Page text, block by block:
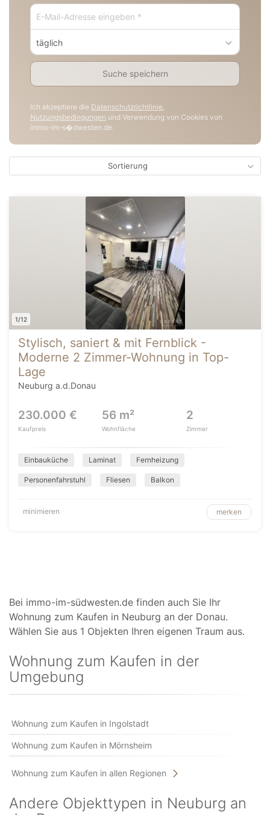
täglich
Suche speichern
Ich akzeptiere die Datenschutzrichtlinie,
Nutzungsbedingungen und Verwendung von Cookies von
immo-im-s�dwesten.de.
Sortierung
1/12
Stylisch, saniert & mit Fernblick -
Moderne 2 Zimmer-Wohnung in Top-
Lage
Neuburg a.d.Donau
230.000 €
Kaufpreis
56 m²
Wohnfläche
2
Zimmer
Einbauküche Laminat Fernheizung
Personenfahrstuhl Fliesen Balkon
minimieren merken
Bei immo-im-südwesten.de finden auch Sie Ihr
Wohnung zum Kaufen in Neuburg an der Donau.
Wählen Sie aus 1 Objekten Ihren eigenen Traum aus.
Wohnung zum Kaufen in der
Umgebung
Wohnung zum Kaufen in Ingolstadt
Wohnung zum Kaufen in Mörnsheim
Wohnung zum Kaufen in allen Regionen
Andere Objekttypen in Neuburg an